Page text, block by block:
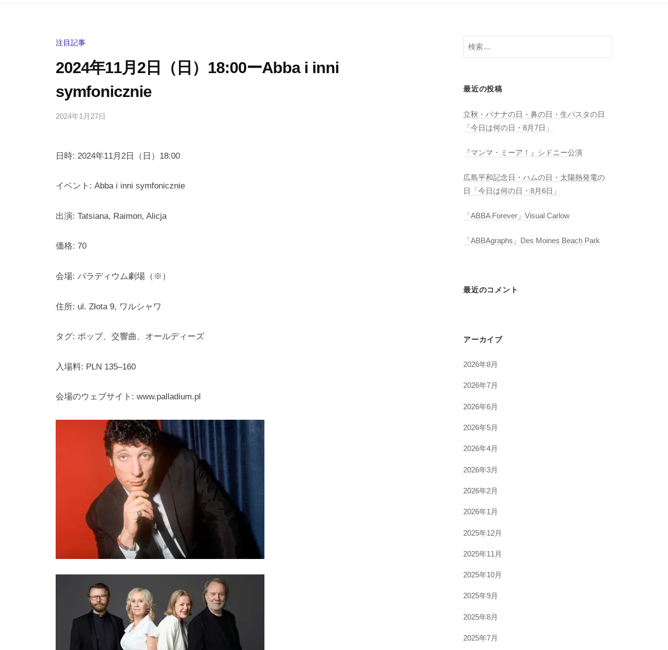
注目記事
2024年11月2日（日）18:00ーAbba i inni
symfonicznie
2024年1月27日
i
a
a
の
メ
日時: 2024年11月2日（日）18:00
イベント: Abba i inni symfonicznie
出演: Tatsiana, Raimon, Alicja
価格: 70
会場: パラディウム劇場（※）
住所: ul. Złota 9, ワルシャワ
タグ: ポップ、交響曲、オールディーズ
入場料: PLN 135–160
会場のウェブサイト: www.palladium.pl
検
索:
最近の投稿
立秋・バナナの日・鼻の日・生パスタの日
「今日は何の日・8月7日」
『マンマ・ミーア！』シドニー公演
広島平和記念日・ハムの日・太陽熱発電の
日「今日は何の日・8月6日」
「ABBA Forever」Visual Carlow
「ABBAgraphs」Des Moines Beach Park
最近のコメント
アーカイブ
2026年8月
2026年7月
2026年6月
2026年5月
2026年4月
2026年3月
2026年2月
2026年1月
2025年12月
2025年11月
2025年10月
2025年9月
2025年8月
2025年7月